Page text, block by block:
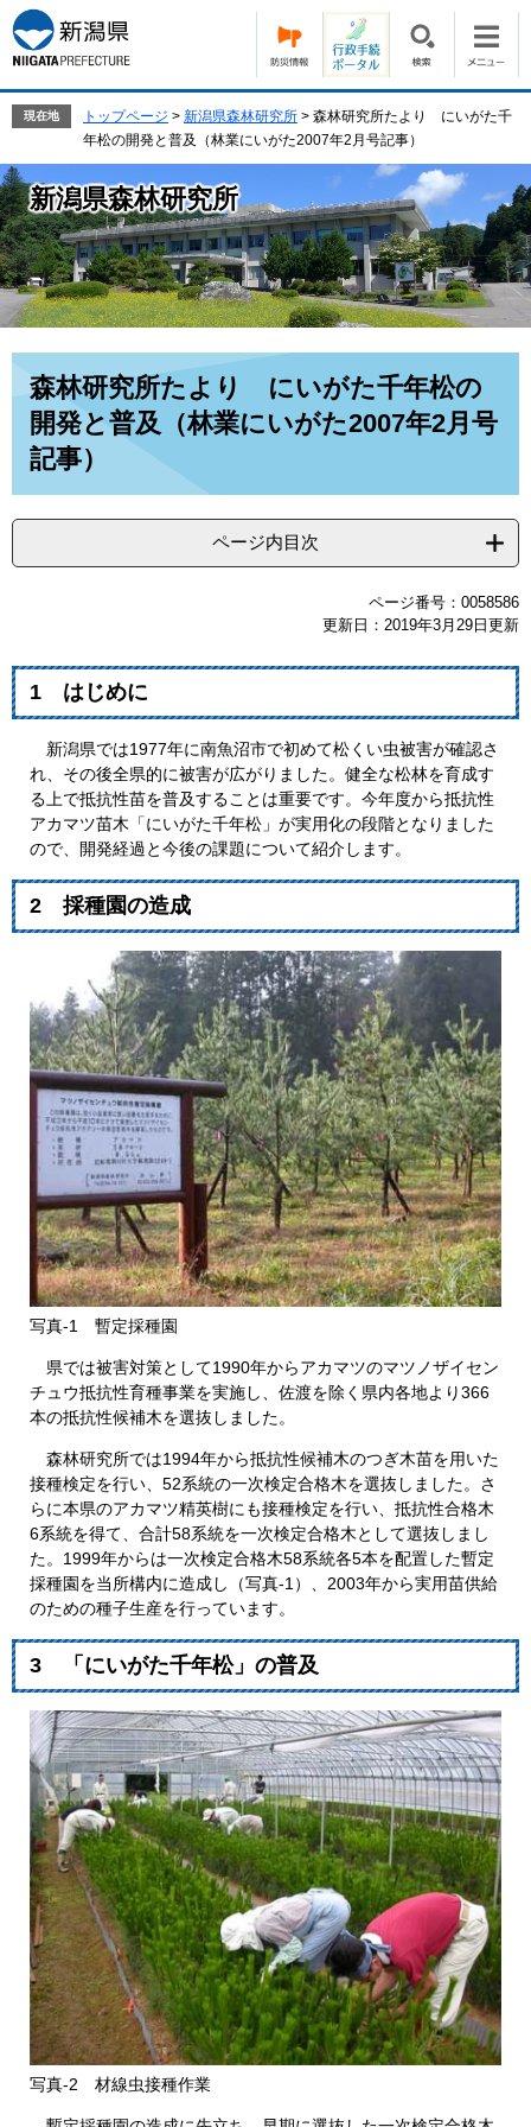
ー
ジ
の
で
す。
ニ
ュ
ー
ば
し
て
本
文
へ
現在地 トップページ > 新潟県森林研究所 > 森林研究所たより にいがた千
年松の開発と普及（林業にいがた2007年2月号記事）
新潟県森林研究所
森林研究所たより にいがた千年松の
開発と普及（林業にいがた2007年2月号
記事）
ページ内目次
ページ番号：0058586
更新日：2019年3月29日更新
1 はじめに
新潟県では1977年に南魚沼市で初めて松くい虫被害が確認さ
れ、その後全県的に被害が広がりました。健全な松林を育成す
る上で抵抗性苗を普及することは重要です。今年度から抵抗性
アカマツ苗木「にいがた千年松」が実用化の段階となりました
ので、開発経過と今後の課題について紹介します。
2 採種園の造成
写真-1 暫定採種園
県では被害対策として1990年からアカマツのマツノザイセン
チュウ抵抗性育種事業を実施し、佐渡を除く県内各地より366
本の抵抗性候補木を選抜しました。
森林研究所では1994年から抵抗性候補木のつぎ木苗を用いた
接種検定を行い、52系統の一次検定合格木を選抜しました。さ
らに本県のアカマツ精英樹にも接種検定を行い、抵抗性合格木
6系統を得て、合計58系統を一次検定合格木として選抜しまし
た。1999年からは一次検定合格木58系統各5本を配置した暫定
採種園を当所構内に造成し（写真-1）、2003年から実用苗供給
のための種子生産を行っています。
3 「にいがた千年松」の普及
写真-2 材線虫接種作業